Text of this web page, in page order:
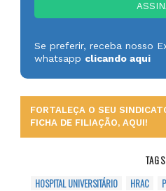
Se preferir, receba nosso
whatsapp clicando aqui
FORTALEÇA O SEU
FICHA DE FILIAÇÃO, AQUI!
HOSPITAL UNIVERSITÁRIO
HRAC